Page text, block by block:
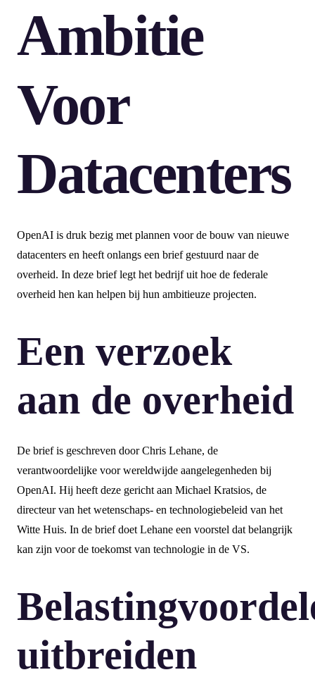
Ambitie
Voor
Datacenters
OpenAI is druk bezig met plannen voor de bouw van nieuwe
datacenters en heeft onlangs een brief gestuurd naar de
overheid. In deze brief legt het bedrijf uit hoe de federale
overheid hen kan helpen bij hun ambitieuze projecten.
Een verzoek
aan de overheid
De brief is geschreven door Chris Lehane, de
verantwoordelijke voor wereldwijde aangelegenheden bij
OpenAI. Hij heeft deze gericht aan Michael Kratsios, de
directeur van het wetenschaps- en technologiebeleid van het
Witte Huis. In de brief doet Lehane een voorstel dat belangrijk
kan zijn voor de toekomst van technologie in de VS.
uitbreiden